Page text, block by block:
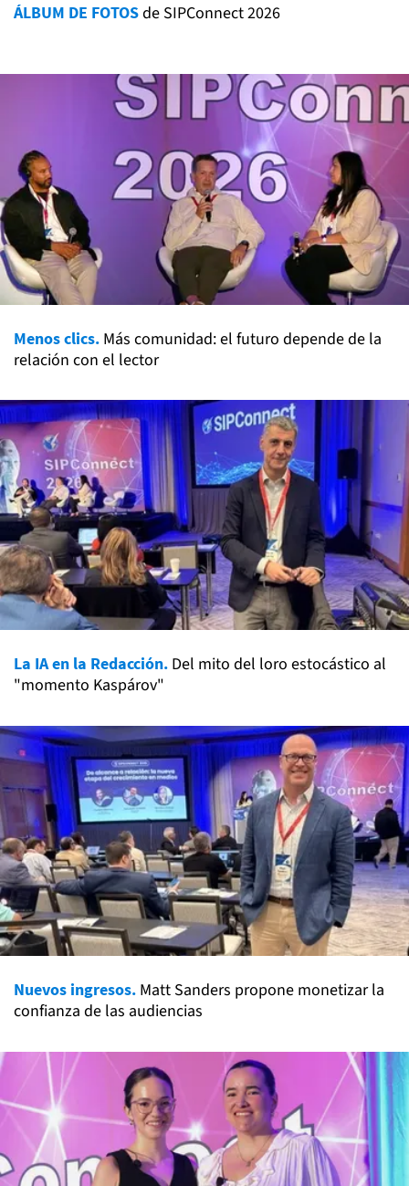
ÁLBUM DE FOTOSde SIPConnect 2026
Menos clics. Más comunidad: el futuro depende de la
relación con el lector
La IA en la Redacción. Del mito del loro estocástico al
"momento Kaspárov"
Nuevos ingresos. Matt Sanders propone monetizar la
confianza de las audiencias